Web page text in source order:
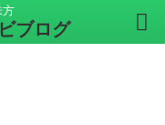
方
ブログ